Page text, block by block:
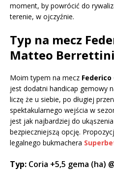
moment, by powrócić do
terenie, w ojczyźnie.
Typ na mecz
Matteo Berrettini
Moim typem na mecz
jest dodatni handicap gemowy
liczę że u siebie, po długiej
spektakularnego wejścia w
jest jak najbardziej do
bezpieczniejszą opcję.
legalnego bukmachera
Typ: Coria +5,5 gema (ha)